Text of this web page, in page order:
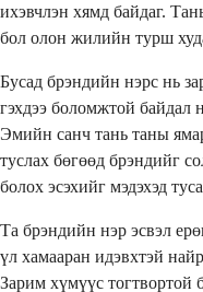
ихэвчлэн хямд байдаг.
бол олон жилийн турш
Бусад брэндийн нэрс нь
гэхдээ боломжтой байдал
Эмийн санч тань таны
туслах бөгөөд брэндийг
болох эсэхийг мэдэхэд
Та брэндийн нэр эсвэл
үл хамааран идэвхтэй
Зарим хүмүүс тогтвортой